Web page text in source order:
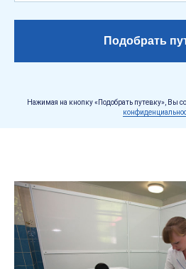
Подобрать
Нажимая на кнопку «Подобрать путевку», Вы